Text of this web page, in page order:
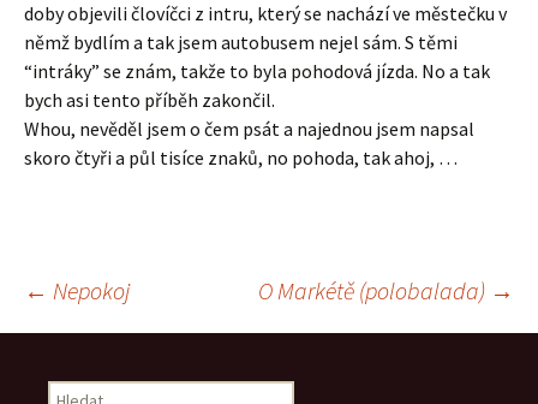
doby objevili človíčci z intru, který se nachází ve městečku v
němž bydlím a tak jsem autobusem nejel sám. S těmi
“intráky” se znám, takže to byla pohodová jízda. No a tak
bych asi tento příběh zakončil.
Whou, nevěděl jsem o čem psát a najednou jsem napsal
skoro čtyři a půl tisíce znaků, no pohoda, tak ahoj, …
Navigace
pro
← Nepokoj O Markétě (polobalada) →
Vyhledávání